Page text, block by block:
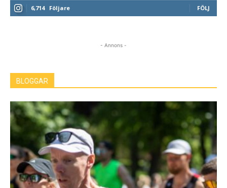
6,714 Följare FÖLJ
- Annons -
BLOGGAR